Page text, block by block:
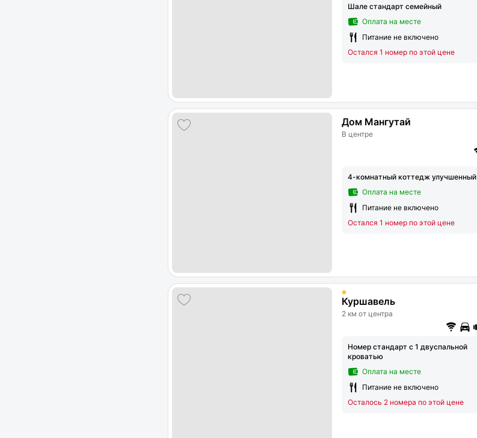
Шале стандарт семейный
Оплата на месте
Питание не включено
Остался 1 номер по этой цене
Дом Мангутай
В центре
4-комнатный коттедж улучшенный
Оплата на месте
Питание не включено
Остался 1 номер по этой цене
Куршавель
2 км от центра
Номер стандарт с 1 двуспальной
кроватью
Оплата на месте
Питание не включено
Осталось 2 номера по этой цене